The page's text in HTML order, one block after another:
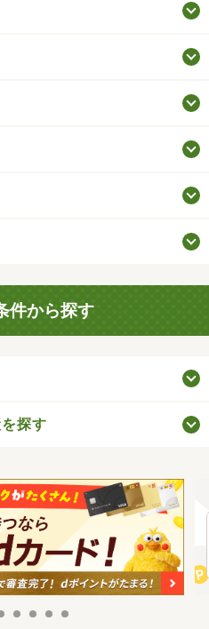
件から探す
探す